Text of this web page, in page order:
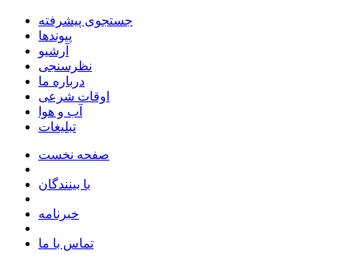
جستجوی پیشرفته
پیوندها
آرشیو
نظرسنجی
درباره ما
اوقات شرعی
آب و هوا
تبلیغات
صفحه نخست
با بینندگان
خبرنامه
تماس با ما